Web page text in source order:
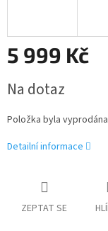
5 999 Kč
cena:
Na dotaz
Položka byla
Detailní informace
ZEPTAT SE